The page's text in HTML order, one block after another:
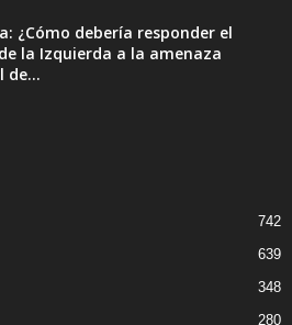
¿Cómo debería responder el
la Izquierda a la amenaza
de...
742
639
348
280